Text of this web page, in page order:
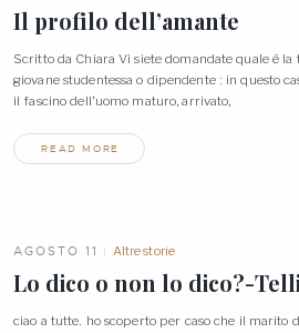
Il profilo dell’amante
Scritto da Chiara Vi siete domandate quale è la
giovane studentessa o dipendente : in questo
il fascino dell’uomo maturo, arrivato,
READ MORE
AGOSTO 11 Altre storie
Lo dico o non lo dico?-
ciao a tutte. ho scoperto per caso che il marito